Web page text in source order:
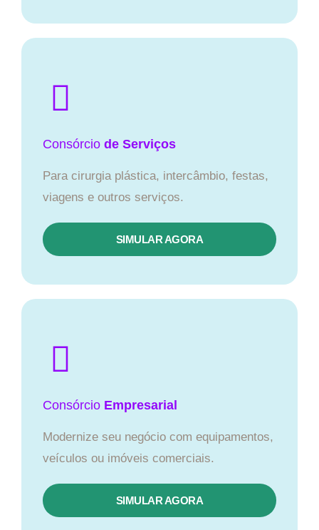
Consórcio de Serviços
Para cirurgia plástica, intercâmbio, festas,
viagens e outros serviços.
SIMULAR AGORA
Consórcio Empresarial
Modernize seu negócio com equipamentos,
veículos ou imóveis comerciais.
SIMULAR AGORA